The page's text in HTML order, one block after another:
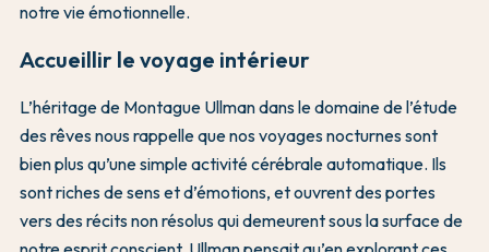
notre vie émotionnelle.
Accueillir le voyage intérieur
L’héritage de Montague Ullman dans le domaine de l’étude
des rêves nous rappelle que nos voyages nocturnes sont
bien plus qu’une simple activité cérébrale automatique. Ils
sont riches de sens et d’émotions, et ouvrent des portes
vers des récits non résolus qui demeurent sous la surface de